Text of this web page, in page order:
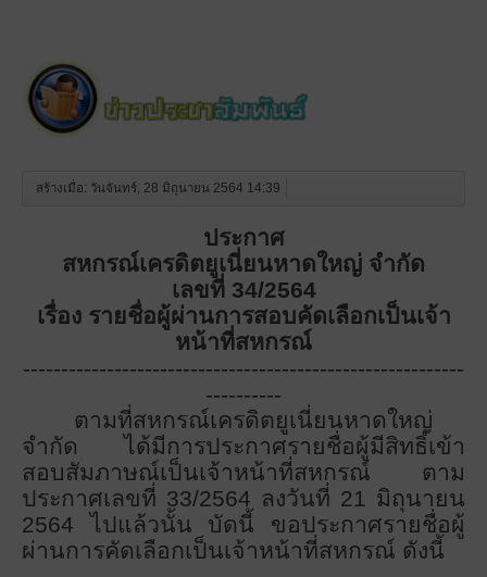
สร้างเมื่อ: วันจันทร์, 28 มิถุนายน 2564 14:39
ประกาศ
สหกรณ์เครดิตยูเนี่ยนหาดใหญ่ จำกัด
เลขที่ 34/2564
เรื่อง รายชื่อผู้ผ่านการสอบคัดเลือกเป็นเจ้า
หน้าที่สหกรณ์
----------------------------------------------------------
----------
ตามที่สหกรณ์เครดิตยูเนี่ยนหาดใหญ่
จำกัด ได้มีการประกาศรายชื่อผู้มีสิทธิ์เข้า
สอบสัมภาษณ์เป็นเจ้าหน้าที่สหกรณ์ ตาม
ประกาศเลขที่ 33/2564 ลงวันที่ 21 มิถุนายน
2564 ไปแล้วนั้น บัดนี้ ขอประกาศรายชื่อผู้
ผ่านการคัดเลือกเป็นเจ้าหน้าที่สหกรณ์ ดังนี้